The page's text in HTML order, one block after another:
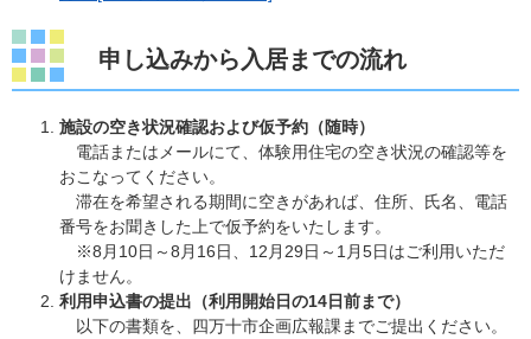
申し込みから入居までの流れ
施設の空き状況確認および仮予約（随時）
電話またはメールにて、体験用住宅の空き状況の確認等を
おこなってください。
滞在を希望される期間に空きがあれば、住所、氏名、電話
番号をお聞きした上で仮予約をいたします。
※8月10日～8月16日、12月29日～1月5日はご利用いただ
けません。
利用申込書の提出（利用開始日の14日前まで）
以下の書類を、四万十市企画広報課までご提出ください。